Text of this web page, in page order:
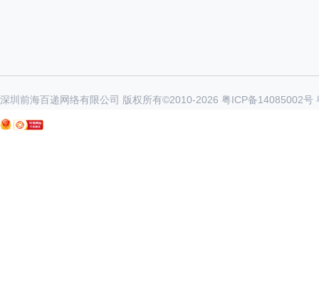
深圳前海百递网络有限公司 版权所有©2010-2026 粤ICP备14085002号